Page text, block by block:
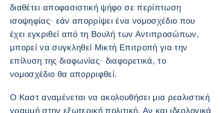
διαθέτει αποφασιστική ψήφο σε περίπτωση
ισοψηφίας· εάν απορρίψει ένα νομοσχέδιο που
έχει εγκριθεί από τη Βουλή των Αντιπροσώπων,
μπορεί να συγκληθεί Μικτή Επιτροπή για την
επίλυση της διαφωνίας· διαφορετικά, το
νομοσχέδιο θα απορριφθεί.
Ο Καστ αναμένεται να ακολουθήσει μια ρεαλιστική
γραμμή στην εξωτερική πολιτική. Αν και ιδεολογικά